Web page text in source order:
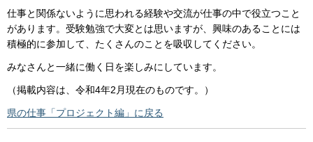
仕事と関係ないように思われる経験や交流が仕事の中で役立つこと
があります。受験勉強で大変とは思いますが、興味のあることには
積極的に参加して、たくさんのことを吸収してください。
みなさんと一緒に働く日を楽しみにしています。
（掲載内容は、令和4年2月現在のものです。）
県の仕事「プロジェクト編」に戻る